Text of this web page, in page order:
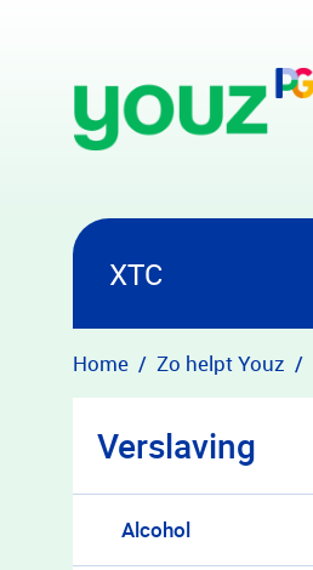
XTC
Home Zo helpt Youz
Verslaving
Alcohol